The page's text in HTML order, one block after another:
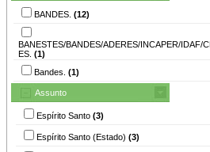
BANDES. (12)
BANESTES/BANDES/ADERES/INCAPER/IDAF/
ES. (1)
Bandes. (1)
Assunto
Espírito Santo (3)
Espírito Santo (Estado) (3)